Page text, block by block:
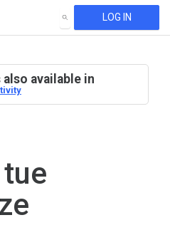
SEARCH LOG IN
available in